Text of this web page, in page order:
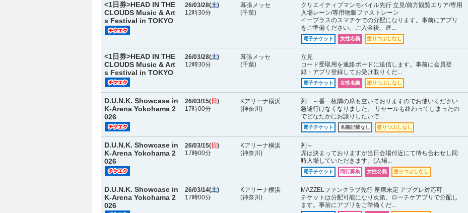
<1日券>HEAD IN THE
CLOUDS Music & Art
s Festival in TOKYO
26/03/28(土)
12時30分
幕張メッセ
(千葉)
クリエイティブマンモバイル先行 立見/前方観覧エリア/専用
入場レーン/専用物販ファストレーン
イープラスのスマチケでの分配になります。事前にアプリ
をご準備ください。ご入金後、連...
電子チケット 女性名義 塗りつぶしなし
<1日券>HEAD IN THE
CLOUDS Music & Art
s Festival in TOKYO
26/03/28(土)
12時30分
幕張メッセ
(千葉)
立見
コード受取用を連絡ボードに送信します。事前に会員登
録・アプリ登録してお受け取りくだ...
電子チケット 女性名義 塗りつぶしなし
D.U.N.K. Showcase in
K-Arena Yokohama 2
026
26/03/15( 日 )
17時00分
Kアリーナ横浜
(神奈川)
列 ～番 枚隣の席も空いておりますのでお使いください
急遽行けなくなりました。 リセールも終わってしまったの
でどなたかにお譲りしたいで...
電子チケット 名義記載なし 塗りつぶしなし
D.U.N.K. Showcase in
K-Arena Yokohama 2
026
26/03/15( 日 )
17時00分
Kアリーナ横浜
(神奈川)
列～
席は決まっておりますが当日会場付近にて待ち合わせし同
時入場していただきます。(入場...
電子チケット 同行募集 女性名義 塗りつぶしなし
D.U.N.K. Showcase in
K-Arena Yokohama 2
026
26/03/14(土)
17時00分
Kアリーナ横浜
(神奈川)
MAZZELファンクラブ先行 座席未定 アプグレ対応可
チケットは分配可能になり次第、ローチケアプリで分配し
ます。事前にアプリをご準備くだ...